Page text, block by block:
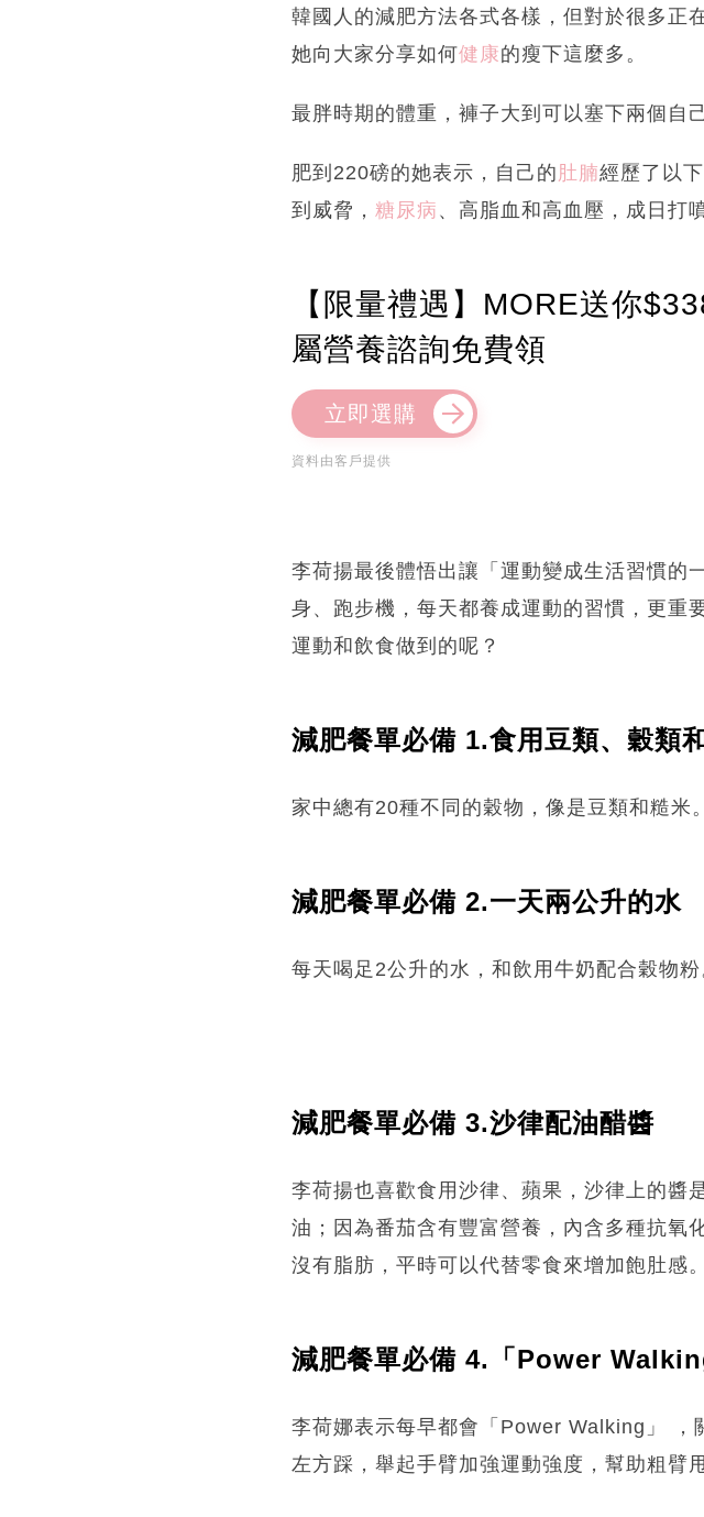
韓國人的減肥方法各式各樣，但對於很多正
她向大家分享如何健康的瘦下這麼多。
最胖時期的體重，褲子大到可以塞下兩個自己
肥到220磅的她表示，自己的 肚腩經歷了以
到威脅， 糖尿病 、高脂血和高血壓，成日打
【限量禮遇】MORE送你
屬營養諮詢免費領
立即選購
資料由客戶提供
李荷揚最後體悟出讓「運動變成生活習慣的
身、跑步機，每天都養成運動的習慣，更重
運動和飲食做到的呢？
減肥餐單必備 1.食用豆類、穀類
家中總有20種不同的穀物，像是豆類和糙米。
減肥餐單必備 2.一天兩公升的水
每天喝足2公升的水，和飲用牛奶配合穀物粉
減肥餐單必備 3.沙律配油醋醬
李荷揚也喜歡食用沙律、蘋果，沙律上的醬
油；因為番茄含有豐富營養，內含多種抗氧
沒有脂肪，平時可以代替零食來增加飽肚感。
減肥餐單必備 4.「Power
李荷娜表示每早都會「Power Walking」 ，
左方踩，舉起手臂加強運動強度，幫助粗臂甩